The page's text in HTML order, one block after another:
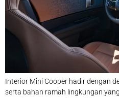
Interior Mini Cooper hadir dengan
serta bahan ramah lingkungan